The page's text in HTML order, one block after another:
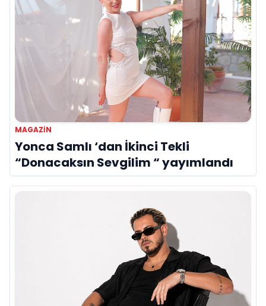
MAGAZIN
Yonca Samlı ‘dan İkinci Tekli
“Donacaksın Sevgilim “ yayımlandı